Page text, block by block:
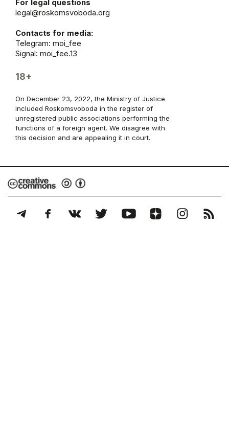
For legal questions
legal@roskomsvoboda.org
Contacts for media:
Telegram: moi_fee
Signal: moi_fee.13
18+
On December 23, 2022, the Ministry of Justice
included Roskomsvoboda in the register of
unregistered public associations performing the
functions of a foreign agent. We disagree with
this decision and are appealing it in court.